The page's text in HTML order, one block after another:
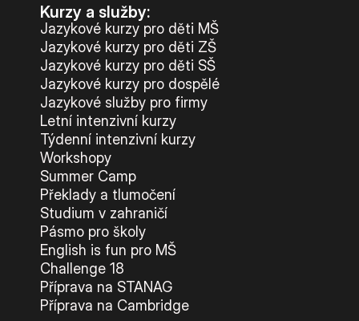
Kurzy a služby:
Jazykové kurzy pro děti MŠ
Jazykové kurzy pro děti ZŠ
Jazykové kurzy pro děti SŠ
Jazykové kurzy pro dospělé
Jazykové služby pro firmy
Letní intenzivní kurzy
Týdenní intenzivní kurzy
Workshopy
Summer Camp
Překlady a tlumočení
Studium v zahraničí
Pásmo pro školy
English is fun pro MŠ
Challenge 18
Příprava na STANAG
Příprava na Cambridge